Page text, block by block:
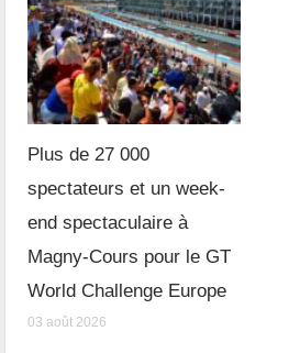
Plus de 27 000
spectateurs et un week-
end spectaculaire à
Magny-Cours pour le GT
World Challenge Europe
03 août 2026